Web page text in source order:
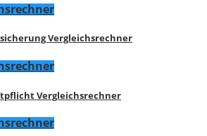
Vergleichsrechner
Vergleichsrechner